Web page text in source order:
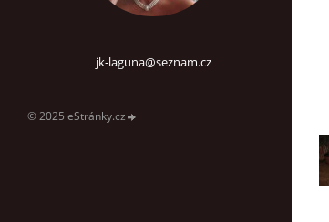
jk-laguna@seznam.cz
© 2025 eStránky.cz